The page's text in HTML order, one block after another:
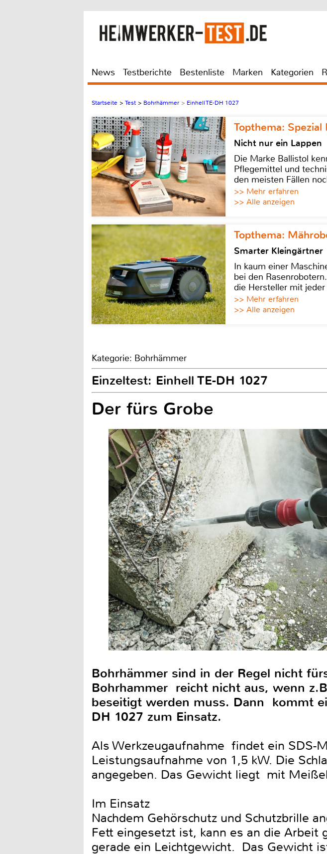
News Testberichte Bestenliste Marken Kategorien
Startseite > Test > Bohrhämmer > Einhell TE-DH 1027
Topthema:
Nicht nur ein Lappen
Die Marke Ballistol
Pflegemittel und
den meisten Fällen
>> Mehr erfahren
>> Alle anzeigen
Topthema:
Smarter Kleingärtner
In kaum einer
bei den
die Hersteller mit
>> Mehr erfahren
>> Alle anzeigen
Kategorie: Bohrhämmer
Einzeltest: Einhell TE-DH 1027
Der fürs Grobe
Bohrhämmer sind in der Regel nicht
Bohrhammer reicht nicht aus, wenn
beseitigt werden muss. Dann kommt
DH 1027 zum Einsatz.
Als Werkzeugaufnahme findet ein SDS-
Leistungsaufnahme von 1,5 kW. Die
angegeben. Das Gewicht liegt mit
Im Einsatz
Nachdem Gehörschutz und Schutzbrille
Fett eingesetzt ist, kann es an die Arbeit
gerade ein Leichtgewicht. Das Gewicht